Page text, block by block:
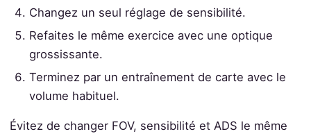
Changez un seul réglage de sensibilité.
Refaites le même exercice avec une optique
grossissante.
Terminez par un entraînement de carte avec le
volume habituel.
Évitez de changer FOV, sensibilité et ADS le même